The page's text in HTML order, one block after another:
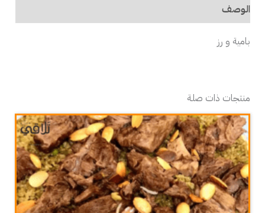
الوصف
بامية و رز
منتجات ذات صلة